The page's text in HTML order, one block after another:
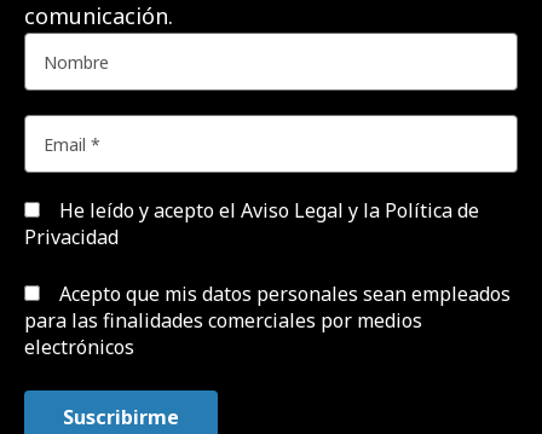
comunicación.
He leído y acepto el Aviso Legal y la Política de
Privacidad
Acepto que mis datos personales sean empleados
para las finalidades comerciales por medios
electrónicos